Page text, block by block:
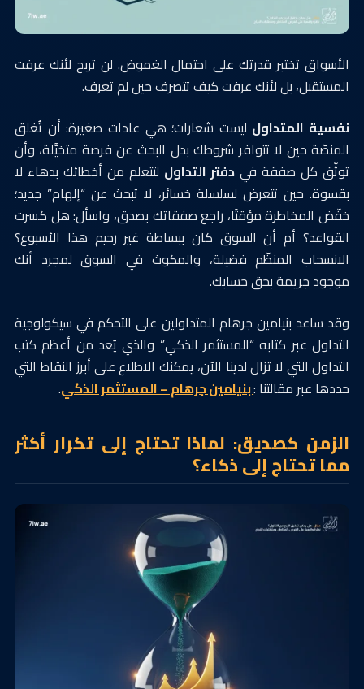
الأسواق تختبر قدرتك على احتمال الغموض. لن تربح لأنك عرفت
المستقبل، بل لأنك عرفت كيف تتصرف حين لم تعرف.
نفسية المتداول ليست شعارات؛ هي عادات صغيرة: أن تُغلق
المنصّة حين لا تتوافر شروطك بدل البحث عن فرصة متخيَّلة، وأن
توثّق كل صفقة في دفتر التداول لتتعلم من أخطائك بدهاء لا
بقسوة. حين تتعرض لسلسلة خسائر، لا تبحث عن “إلهام” جديد؛
خفّض المخاطرة مؤقتًا، راجع صفقاتك بصدق، واسأل: هل كسرت
القواعد؟ أم أن السوق كان ببساطة غير رحيم هذا الأسبوع؟
الانسحاب المنظّم فضيلة، والمكوث في السوق لمجرد أنك
موجود جريمة بحق حسابك.
وقد ساعد بنيامين جرهام المتداولين على التحكم في سيكولوجية
التداول عبر كتابه “المستثمر الذكي” والذي يُعد من أعظم كتب
التداول التي لا تزال لدينا الآن، يمكنك الاطلاع على أبرز النقاط التي
حددها عبر مقالتنا :بنيامين جرهام – المستثمر الذكي.
الزمن كصديق: لماذا تحتاج إلى تكرار أكثر
مما تحتاج إلى ذكاء؟